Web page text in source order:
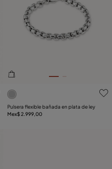
5de 5 Valoración del cliente
Pulsera flexible bañada en plata de ley
Mex$ 2.999,00